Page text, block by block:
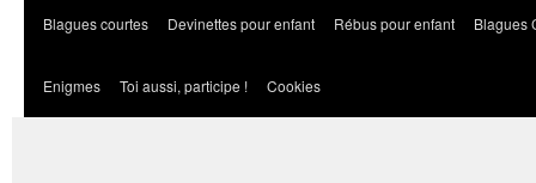
Blagues courtes Devinettes pour enfant Rébus pour enfant Blagues
Enigmes Toi aussi, participe ! Cookies